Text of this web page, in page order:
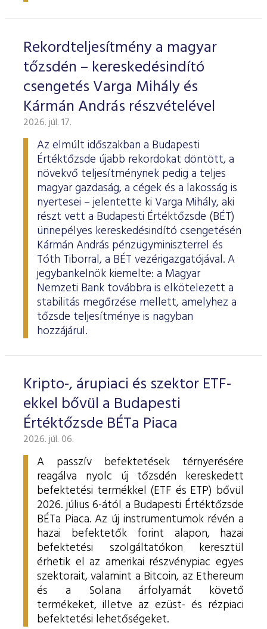
Rekordteljesítmény a magyar
tőzsdén – kereskedésindító
csengetés Varga Mihály és
Kármán András részvételével
2026. júl. 17.
Az elmúlt időszakban a Budapesti
Értéktőzsde újabb rekordokat döntött, a
növekvő teljesítménynek pedig a teljes
magyar gazdaság, a cégek és a lakosság is
nyertesei – jelentette ki Varga Mihály, aki
részt vett a Budapesti Értéktőzsde (BÉT)
ünnepélyes kereskedésindító csengetésén
Kármán András pénzügyminiszterrel és
Tóth Tiborral, a BÉT vezérigazgatójával. A
jegybankelnök kiemelte: a Magyar
Nemzeti Bank továbbra is elkötelezett a
stabilitás megőrzése mellett, amelyhez a
tőzsde teljesítménye is nagyban
hozzájárul.
Kripto-, árupiaci és szektor ETF-
ekkel bővül a Budapesti
Értéktőzsde BÉTa Piaca
2026. júl. 06.
A passzív befektetések térnyerésére
reagálva nyolc új tőzsdén kereskedett
befektetési termékkel (ETF és ETP) bővül
2026. július 6-ától a Budapesti Értéktőzsde
BÉTa Piaca. Az új instrumentumok révén a
hazai befektetők forint alapon, hazai
befektetési szolgáltatókon keresztül
érhetik el az amerikai részvénypiac egyes
szektorait, valamint a Bitcoin, az Ethereum
és a Solana árfolyamát követő
termékeket, illetve az ezüst- és rézpiaci
befektetési lehetőségeket.